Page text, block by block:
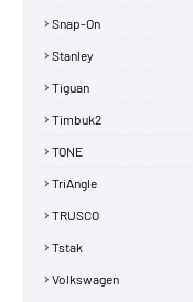
Snap-On
Stanley
Tiguan
Timbuk2
TONE
TriAngle
TRUSCO
Tstak
Volkswagen